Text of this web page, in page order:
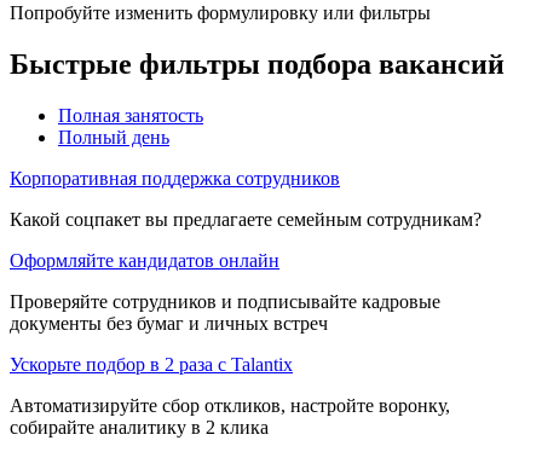
Попробуйте изменить формулировку или фильтры
Быстрые фильтры подбора вакансий
Полная занятость
Полный день
Корпоративная поддержка сотрудников
Какой соцпакет вы предлагаете семейным сотрудникам?
Оформляйте кандидатов онлайн
Проверяйте сотрудников и подписывайте кадровые
документы без бумаг и личных встреч
Ускорьте подбор в 2 раза с Talantix
Автоматизируйте сбор откликов, настройте воронку,
собирайте аналитику в 2 клика